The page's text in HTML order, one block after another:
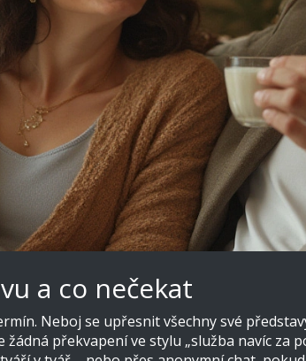
a co nečekat
Neboj se upřesnit všechny své
překvapení ve stylu „služba navíc za